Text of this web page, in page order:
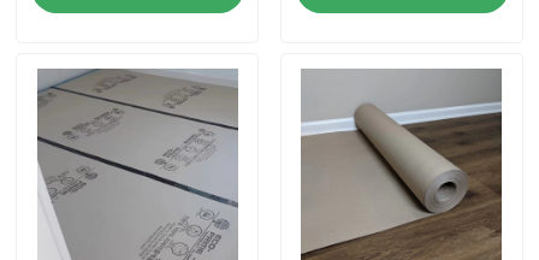
Kraftpapier-Boden-Schutz
Bau-Fußbodenbelag--Papier
Pappdruckpapier
Wasserdichte Fußbodenblätter